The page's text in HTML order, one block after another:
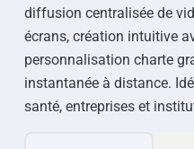
diffusion centralisée de
écrans, création intuitive
personnalisation charte
instantanée à distance.
santé, entreprises et